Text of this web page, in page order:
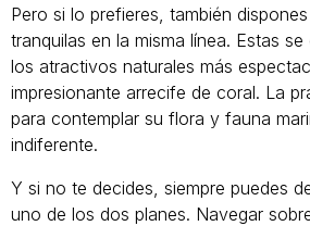
Pero si lo prefieres, también
tranquilas en la misma línea. Estas
los atractivos naturales más
impresionante arrecife de coral. La
para contemplar su flora y fauna
indiferente.
Y si no te decides, siempre puedes
uno de los dos planes. Navegar